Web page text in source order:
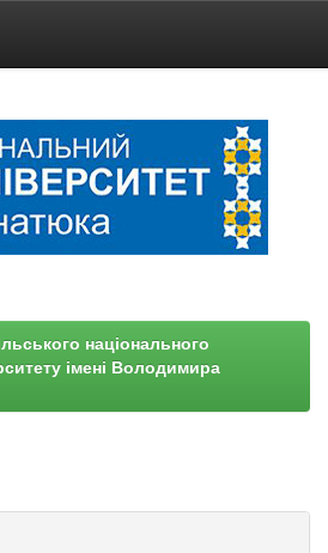
національного
імені Володимира